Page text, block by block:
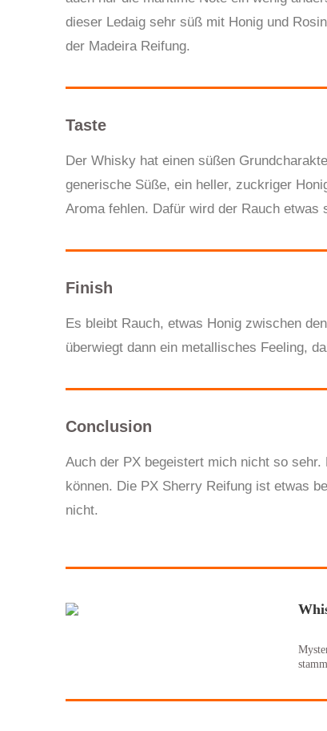
dieser Ledaig sehr süß mit Honig und
der Madeira Reifung.
Taste
Der Whisky hat einen süßen
generische Süße, ein heller, zuckriger
Aroma fehlen. Dafür wird der Rauch
Finish
Es bleibt Rauch, etwas Honig zwischen
überwiegt dann ein metallisches Feeling,
Conclusion
Auch der PX begeistert mich nicht so
können. Die PX Sherry Reifung ist etwas
nicht.